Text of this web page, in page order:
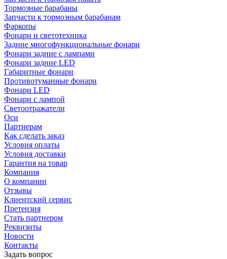
Тормозные барабаны
Запчасти к тормозным барабанам
Фаркопы
Фонари и светотехника
Задние многофункциональные фонари
Фонари задние с лампами
Фонари задние LED
Габаритные фонари
Противотуманные фонари
Фонари LED
Фонари с лампой
Светоотражатели
Оси
Партнерам
Как сделать заказ
Условия оплаты
Условия доставки
Гарантия на товар
Компания
О компании
Отзывы
Клиентский сервис
Претензия
Стать партнером
Реквизиты
Новости
Контакты
Задать вопрос